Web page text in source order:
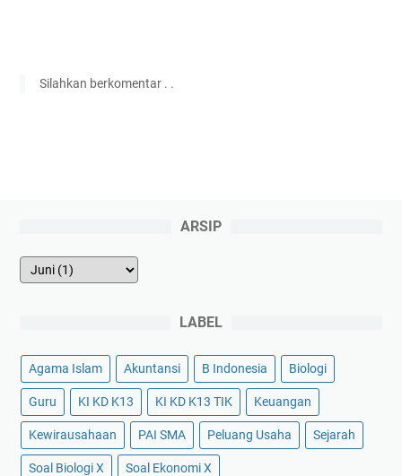
Silahkan berkomentar . .
ARSIP
LABEL
Agama Islam Akuntansi B Indonesia Biologi
Guru KI KD K13 KI KD K13 TIK Keuangan
Kewirausahaan PAI SMA Peluang Usaha Sejarah
Soal Biologi X Soal Ekonomi X